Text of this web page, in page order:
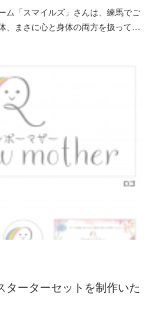
ム「スマイルズ」さんは、練馬でご
、まさに心と身体の両方を扱って…
ターターセットを制作いた